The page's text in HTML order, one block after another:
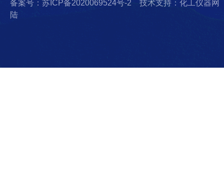
备案号：苏ICP备2020069524号-2
技术支持：化工仪器网
陆